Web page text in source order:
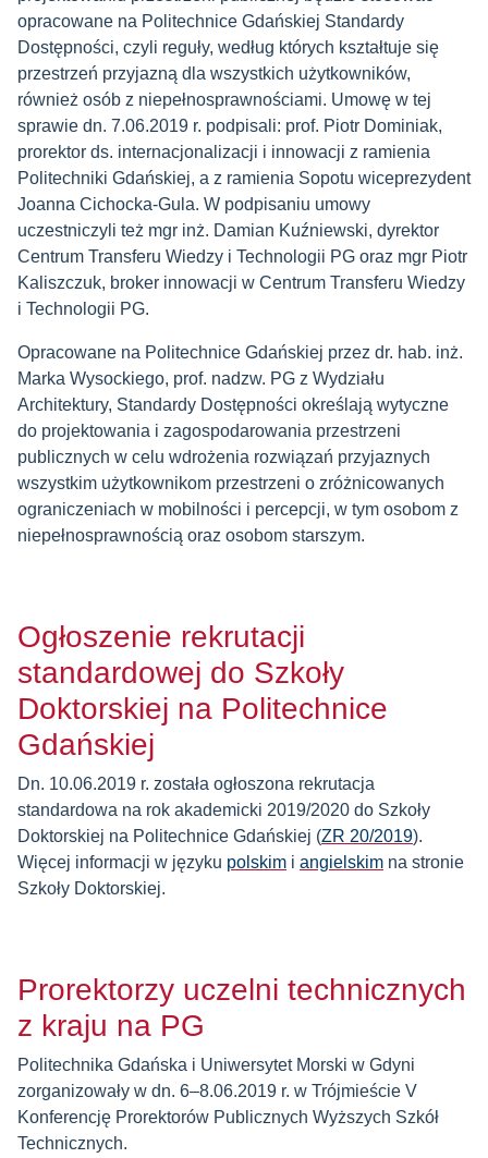
opracowane na Politechnice Gdańskiej Standardy
Dostępności, czyli reguły, według których kształtuje się
przestrzeń przyjazną dla wszystkich użytkowników,
również osób z niepełnosprawnościami. Umowę w tej
sprawie dn. 7.06.2019 r. podpisali: prof. Piotr Dominiak,
prorektor ds. internacjonalizacji i innowacji z ramienia
Politechniki Gdańskiej, a z ramienia Sopotu wiceprezydent
Joanna Cichocka-Gula. W podpisaniu umowy
uczestniczyli też mgr inż. Damian Kuźniewski, dyrektor
Centrum Transferu Wiedzy i Technologii PG oraz mgr Piotr
Kaliszczuk, broker innowacji w Centrum Transferu Wiedzy
i Technologii PG.
Opracowane na Politechnice Gdańskiej przez dr. hab. inż.
Marka Wysockiego, prof. nadzw. PG z Wydziału
Architektury, Standardy Dostępności określają wytyczne
do projektowania i zagospodarowania przestrzeni
publicznych w celu wdrożenia rozwiązań przyjaznych
wszystkim użytkownikom przestrzeni o zróżnicowanych
ograniczeniach w mobilności i percepcji, w tym osobom z
niepełnosprawnością oraz osobom starszym.
Ogłoszenie rekrutacji
standardowej do Szkoły
Doktorskiej na Politechnice
Gdańskiej
Dn. 10.06.2019 r. została ogłoszona rekrutacja
standardowa na rok akademicki 2019/2020 do Szkoły
Doktorskiej na Politechnice Gdańskiej (ZR 20/2019).
Więcej informacji w języku polskim i angielskim na stronie
Szkoły Doktorskiej.
Prorektorzy uczelni technicznych
z kraju na PG
Politechnika Gdańska i Uniwersytet Morski w Gdyni
zorganizowały w dn. 6–8.06.2019 r. w Trójmieście V
Konferencję Prorektorów Publicznych Wyższych Szkół
Technicznych.